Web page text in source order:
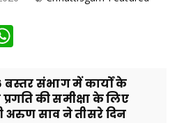
संभाग में कार्यों के
की समीक्षा के लिए
अरुण साव ने तीसरे दिन